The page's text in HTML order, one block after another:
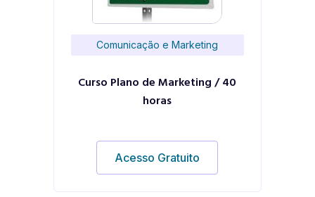
Comunicação e Marketing
Curso Plano de Marketing / 40
horas
Acesso Gratuito